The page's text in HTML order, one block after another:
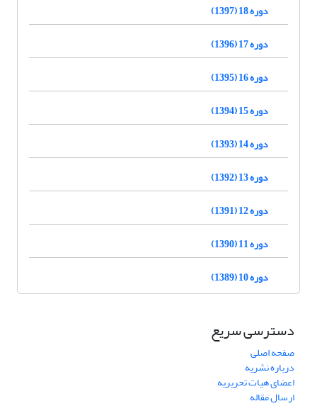
دوره 18 (1397)
دوره 17 (1396)
دوره 16 (1395)
دوره 15 (1394)
دوره 14 (1393)
دوره 13 (1392)
دوره 12 (1391)
دوره 11 (1390)
دوره 10 (1389)
دسترسی سریع
صفحه اصلی
درباره نشریه
اعضای هیات تحریریه
ارسال مقاله